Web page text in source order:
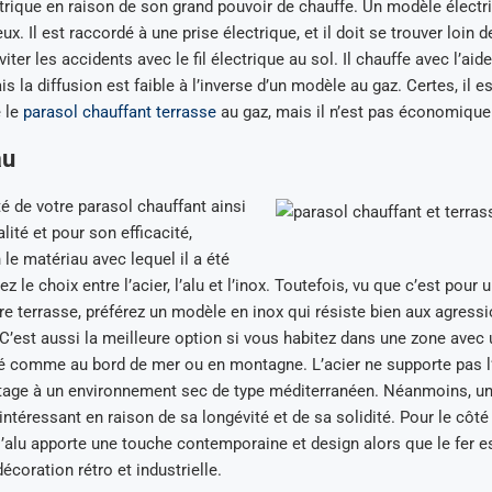
en raison de son grand pouvoir de chauffe. Un modèle
Il est raccordé à une prise électrique, et il doit se trouver loin
les accidents avec le fil électrique au sol. Il chauffe avec l’aide
la diffusion est faible à l’inverse d’un modèle au gaz. Certes, il
le parasol chauffant terrasseau gaz, mais il n’est pas
de votre parasol chauffant ainsi
et pour son efficacité,
matériau avec lequel il a été
le choix entre l’acier, l’alu et l’inox. Toutefois, vu que c’est pour
terrasse, préférez un modèle en inox qui résiste bien aux
aussi la meilleure option si vous habitez dans une zone avec
comme au bord de mer ou en montagne. L’acier ne supporte pas
à un environnement sec de type méditerranéen. Néanmoins,
en raison de sa longévité et de sa solidité. Pour le
apporte une touche contemporaine et design alors que le fer
rétro et industrielle.